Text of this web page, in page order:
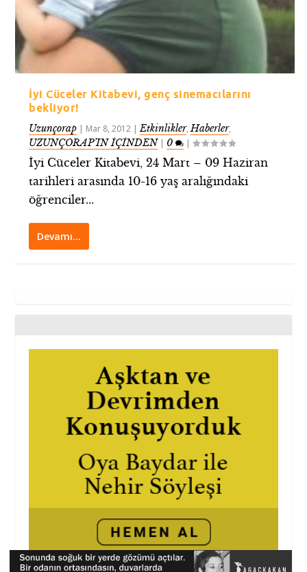
İyi Cüceler Kitabevi, genç sinemacılarını
bekliyor!
Uzunçorap | Mar 8, 2012 |Etkinlikler,Haberler,
UZUNÇORAP’IN İÇİNDEN| 0 |
İyi Cüceler Kitabevi, 24 Mart – 09 Haziran
tarihleri arasında 10-16 yaş aralığındaki
öğrenciler...
Devamı…